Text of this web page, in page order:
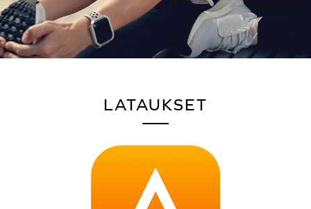
NÄIN VOIT LIITTÄÄCREATIVE ZEN AIR PLUS
MOBIILILAITTEISIISI TAI TIETOKONEILLESI:
LATAUKSET